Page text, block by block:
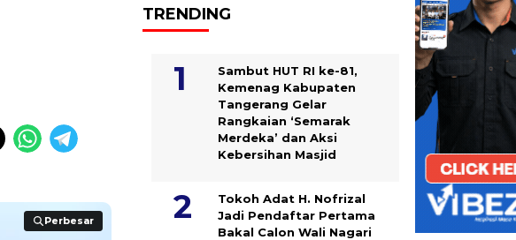
Perbesar
Perbesar
TRENDING
Sambut HUT RI ke-81,
Kemenag Kabupaten
Tangerang Gelar
Rangkaian ‘Semarak
Merdeka’ dan Aksi
Kebersihan Masjid
Tokoh Adat H. Nofrizal
Jadi Pendaftar Pertama
Bakal Calon Wali Nagari